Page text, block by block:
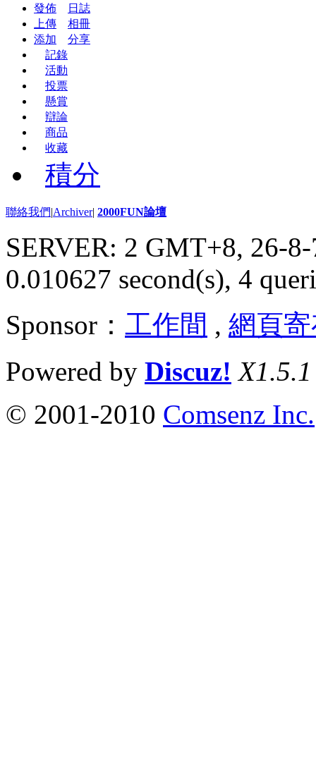
發佈
日誌
上傳
相冊
添加
分享
記錄
活動
投票
懸賞
辯論
商品
收藏
積分
聯絡我們|Archiver| 2000FUN論壇
SERVER: 2 GMT+8, 26-
0.010627 second(s), 4
Sponsor： 工作間 , 網頁
Powered by Discuz! X1.5.1
© 2001-2010 Comsenz Inc.